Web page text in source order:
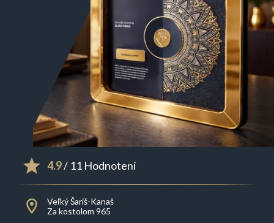
4.9/ 11 Hodnotení
Veľký Šariš-Kanaš
Za kostolom 965